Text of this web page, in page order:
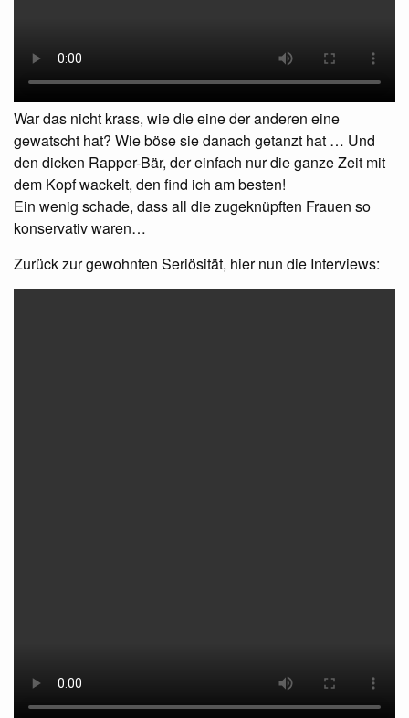
War das nicht krass, wie die eine der anderen eine
gewatscht hat? Wie böse sie danach getanzt hat … Und
den dicken Rapper-Bär, der einfach nur die ganze Zeit mit
dem Kopf wackelt, den find ich am besten!
Ein wenig schade, dass all die zugeknüpften Frauen so
konservativ waren…
Zurück zur gewohnten Seriösität, hier nun die Interviews: